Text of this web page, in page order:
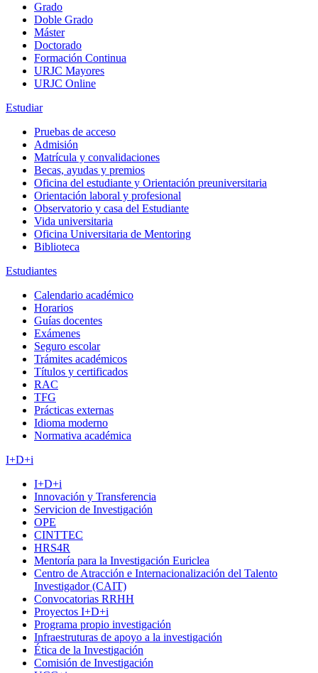
Grado
Doble Grado
Máster
Doctorado
Formación Continua
URJC Mayores
URJC Online
Estudiar
Pruebas de acceso
Admisión
Matrícula y convalidaciones
Becas, ayudas y premios
Oficina del estudiante y Orientación preuniversitaria
Orientación laboral y profesional
Observatorio y casa del Estudiante
Vida universitaria
Oficina Universitaria de Mentoring
Biblioteca
Estudiantes
Calendario académico
Horarios
Guías docentes
Exámenes
Seguro escolar
Trámites académicos
Títulos y certificados
RAC
TFG
Prácticas externas
Idioma moderno
Normativa académica
I+D+i
I+D+i
Innovación y Transferencia
Servicion de Investigación
OPE
CINTTEC
HRS4R
Mentoría para la Investigación Euriclea
Centro de Atracción e Internacionalización del Talento
Investigador (CAIT)
Convocatorias RRHH
Proyectos I+D+i
Programa propio investigación
Infraestruturas de apoyo a la investigación
Ética de la Investigación
Comisión de Investigación